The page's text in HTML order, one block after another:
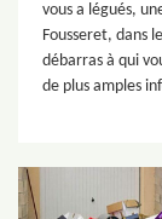
vous a légués,
Fousseret, dans
débarras à qui
de plus amples